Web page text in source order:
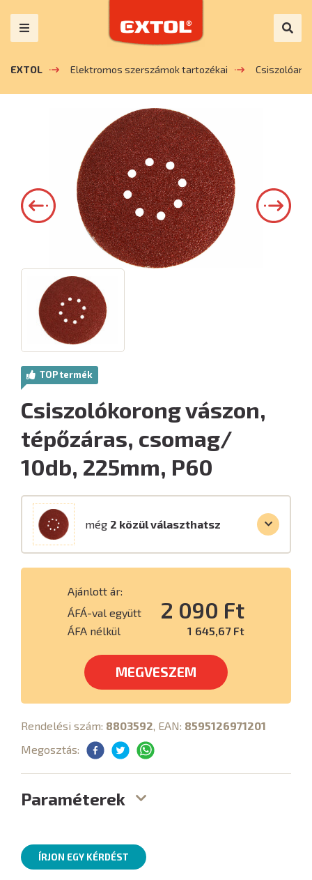
EXTOL Elektromos szerszámok tartozékai
TOP termék
Csiszolókorong vászon,
tépőzáras, csomag/
10db, 225mm, P60
még 2 közül választhatsz
Ajánlott ár:
ÁFÁ-val együtt
2 090 Ft
ÁFA nélkül 1 645,67 Ft
MEGVESZEM
Rendelési szám: 8803592 , EAN: 8595126971201
Megosztás:
Paraméterek
ÍRJON EGY KÉRDÉST